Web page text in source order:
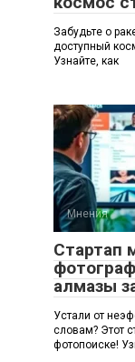
Забудьте о
доступный
Узнайте, как
Мнения
Стартап
алмазы
Устали от
словам? Этот
фотопоиске!